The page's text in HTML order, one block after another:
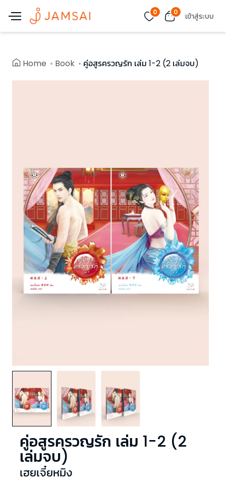
0 0 เข้าสู่ระบบ
Home Book คู่อสูรครวญรัก เล่ม 1-2 (2 เล่มจบ)
คู่อสูรครวญรัก เล่ม 1-2 (2
เล่มจบ)
เฮยเจี๋ยหมิง